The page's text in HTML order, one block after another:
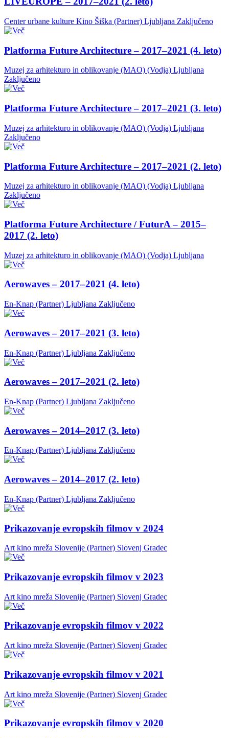
Center urbane kulture Kino Šiška (Partner) Ljubljana Zaključeno
Platforma Future Architecture – 2017–2021 (4. leto)
Muzej za arhitekturo in oblikovanje (MAO) (Vodja) Ljubljana
Zaključeno
Platforma Future Architecture – 2017–2021 (3. leto)
Muzej za arhitekturo in oblikovanje (MAO) (Vodja) Ljubljana
Zaključeno
Platforma Future Architecture – 2017–2021 (2. leto)
Muzej za arhitekturo in oblikovanje (MAO) (Vodja) Ljubljana
Zaključeno
Platforma Future Architecture / FuturA – 2015–
2017 (2. leto)
Muzej za arhitekturo in oblikovanje (MAO) (Vodja) Ljubljana
Aerowaves – 2017–2021 (4. leto)
En-Knap (Partner) Ljubljana Zaključeno
Aerowaves – 2017–2021 (3. leto)
En-Knap (Partner) Ljubljana Zaključeno
Aerowaves – 2017–2021 (2. leto)
En-Knap (Partner) Ljubljana Zaključeno
Aerowaves – 2014–2017 (3. leto)
En-Knap (Partner) Ljubljana Zaključeno
Aerowaves – 2014–2017 (2. leto)
En-Knap (Partner) Ljubljana Zaključeno
Prikazovanje evropskih filmov v 2024
Art kino mreža Slovenije (Partner) Slovenj Gradec
Prikazovanje evropskih filmov v 2023
Art kino mreža Slovenije (Partner) Slovenj Gradec
Prikazovanje evropskih filmov v 2022
Art kino mreža Slovenije (Partner) Slovenj Gradec
Prikazovanje evropskih filmov v 2021
Art kino mreža Slovenije (Partner) Slovenj Gradec
Prikazovanje evropskih filmov v 2020